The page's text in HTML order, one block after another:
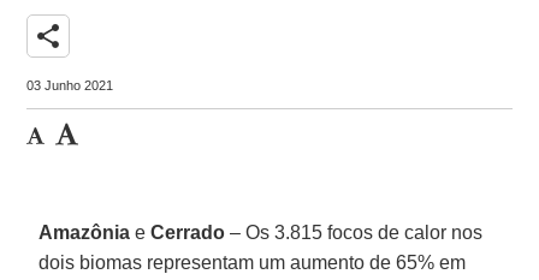
share
03 Junho 2021
Amazônia eCerrado – Os 3.815 focos de calor nos
dois biomas representam um aumento de 65% em